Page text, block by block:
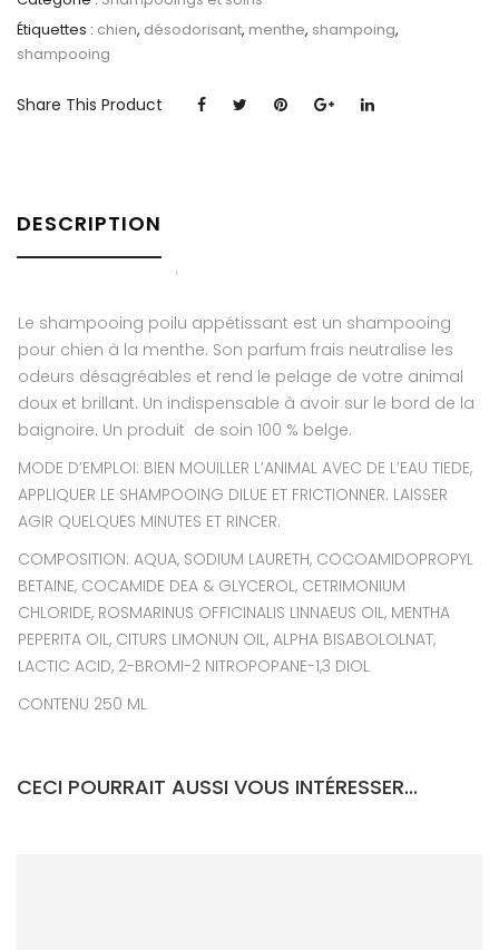
Étiquettes : chien, désodorisant, menthe, shampoing,
shampooing
Share This Product
DESCRIPTION
Le shampooing poilu appétissant est un shampooing
pour chien à la menthe. Son parfum frais neutralise les
odeurs désagréables et rend le pelage de votre animal
doux et brillant. Un indispensable à avoir sur le bord de la
baignoire. Un produit de soin 100 % belge.
MODE D’EMPLOI: BIEN MOUILLER L’ANIMAL AVEC DE L’EAU TIEDE,
APPLIQUER LE SHAMPOOING DILUE ET FRICTIONNER. LAISSER
AGIR QUELQUES MINUTES ET RINCER.
COMPOSITION: AQUA, SODIUM LAURETH, COCOAMIDOPROPYL
BETAINE, COCAMIDE DEA & GLYCEROL, CETRIMONIUM
CHLORIDE, ROSMARINUS OFFICINALIS LINNAEUS OIL, MENTHA
PEPERITA OIL, CITURS LIMONUN OIL, ALPHA BISABOLOLNAT,
LACTIC ACID, 2-BROMI-2 NITROPOPANE-1,3 DIOL
CONTENU 250 ML
CECI POURRAIT AUSSI VOUS INTÉRESSER...